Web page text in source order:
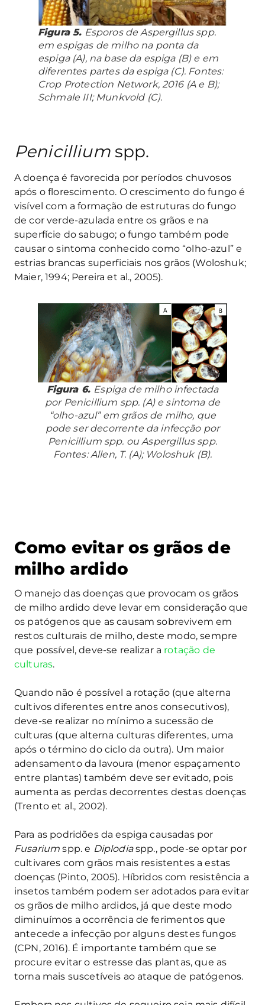
Figura 5. Esporos de Aspergillus spp.
em espigas de milho na ponta da
espiga (A), na base da espiga (B) e em
diferentes partes da espiga (C). Fontes:
Crop Protection Network, 2016 (A e B);
Schmale III; Munkvold (C).
Penicilliumspp.
A doença é favorecida por períodos chuvosos
após o florescimento. O crescimento do fungo é
visível com a formação de estruturas do fungo
de cor verde-azulada entre os grãos e na
superfície do sabugo; o fungo também pode
causar o sintoma conhecido como “olho-azul” e
estrias brancas superficiais nos grãos (Woloshuk;
Maier, 1994; Pereira et al., 2005).
Figura 6. Espiga de milho infectada
por Penicillium spp. (A) e sintoma de
“olho-azul” em grãos de milho, que
pode ser decorrente da infecção por
Penicilliumspp. ou Aspergillusspp.
Fontes: Allen, T. (A); Woloshuk (B).
Como evitar os grãos de
milho ardido
O manejo das doenças que provocam os grãos
de milho ardido deve levar em consideração que
os patógenos que as causam sobrevivem em
restos culturais de milho, deste modo, sempre
que possível, deve-se realizar a rotação de
culturas.
Quando não é possível a rotação (que alterna
cultivos diferentes entre anos consecutivos),
deve-se realizar no mínimo a sucessão de
culturas (que alterna culturas diferentes, uma
após o término do ciclo da outra). Um maior
adensamento da lavoura (menor espaçamento
entre plantas) também deve ser evitado, pois
aumenta as perdas decorrentes destas doenças
(Trento et al., 2002).
Para as podridões da espiga causadas por
Fusariumspp. e Diplodiaspp., pode-se optar por
cultivares com grãos mais resistentes a estas
doenças (Pinto, 2005). Híbridos com resistência a
insetos também podem ser adotados para evitar
os grãos de milho ardidos, já que deste modo
diminuímos a ocorrência de ferimentos que
antecede a infecção por alguns destes fungos
(CPN, 2016). É importante também que se
procure evitar o estresse das plantas, que as
torna mais suscetíveis ao ataque de patógenos.